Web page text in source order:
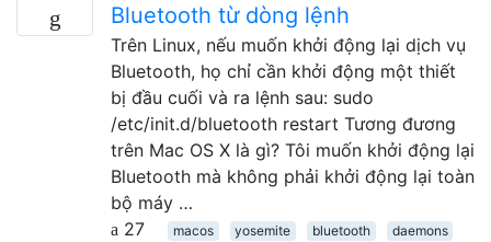
Bluetooth từ dòng lệnh
Trên Linux, nếu muốn khởi động lại dịch vụ
Bluetooth, họ chỉ cần khởi động một thiết
bị đầu cuối và ra lệnh sau: sudo
/etc/init.d/bluetooth restart Tương đương
trên Mac OS X là gì? Tôi muốn khởi động lại
Bluetooth mà không phải khởi động lại toàn
bộ máy …
27
macos yosemite bluetooth daemons